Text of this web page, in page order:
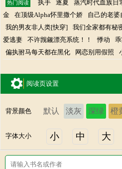
热门阅读 执手 逐夏 蒸汽时代血族日
金
在顶级Alpha怀里撒个娇 自己的老婆
我的男友非人类[快穿]
我们全家都有秘
爱逃妻
不许觊觎漂亮系统！！ 悸动
偏执驸马每天都在黑化
网恋别用假照
阅读页设置
背景颜色 默认 淡灰 深绿 橙
字体大小 小 中 大